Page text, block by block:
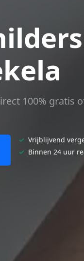
100%
✓ Vrijblijvend
✓ Binnen 24 uur